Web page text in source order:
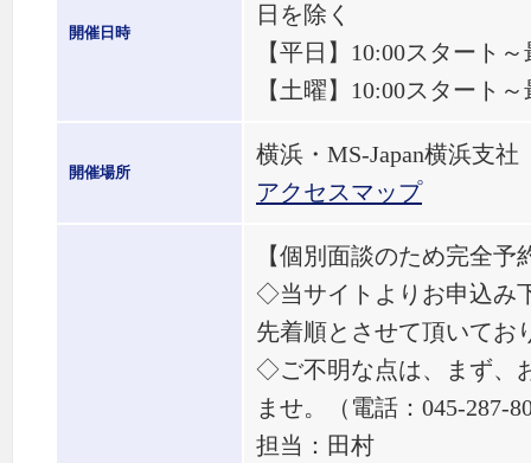
開催日時
日を除く
【平日】10:00スタート
【土曜】10:00スタート
開催場所
横浜・MS-Japan横浜支社
アクセスマップ
【個別面談のため完全予
◇当サイトよりお申込み
先着順とさせて頂いてお
◇ご不明な点は、まず、
ませ。（電話：045-287-
担当：田村